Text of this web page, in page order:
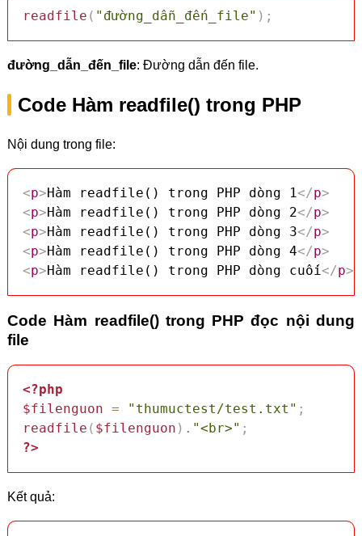
readfile ( "đường_dẫn_đến_file" ) ;
đường_dẫn_đến_file: Đường dẫn đến file.
Code Hàm readfile() trong PHP
Nội dung trong file:
<p>Hàm readfile() trong PHP dòng 1</p>
<p>Hàm readfile() trong PHP dòng 2</p>
<p>Hàm readfile() trong PHP dòng 3</p>
<p>Hàm readfile() trong PHP dòng 4</p>
<p>Hàm readfile() trong PHP dòng cuối</p>
Code Hàm readfile() trong PHP đọc nội dung
file
<?php
$filenguon = "thumuctest/test.txt" ;
readfile ( $filenguon ) . "<br>" ;
?>
Kết quả: